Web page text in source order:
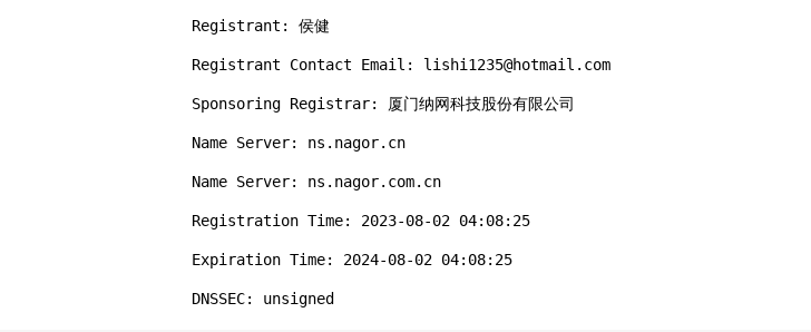
Registrant: 侯健
Registrant Contact Email: lishi1235@hotmail.com
Sponsoring Registrar: 厦门纳网科技股份有限公司
Name Server: ns.nagor.cn
Name Server: ns.nagor.com.cn
Registration Time: 2023-08-02 04:08:25
Expiration Time: 2024-08-02 04:08:25